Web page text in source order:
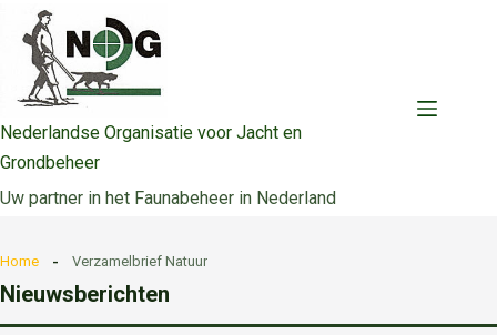
naar
inhoud
Nederlandse Organisatie voor Jacht en
Grondbeheer
Uw partner in het Faunabeheer in Nederland
Home Verzamelbrief Natuur
Nieuwsberichten